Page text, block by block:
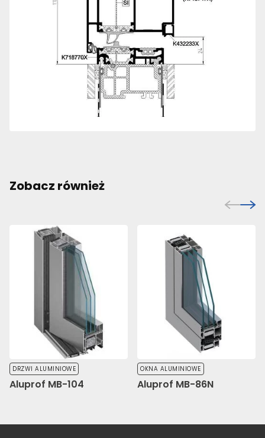
Zobacz również
DRZWI ALUMINIOWE
Aluprof MB-104
OKNA ALUMINIOWE
Aluprof MB-86N